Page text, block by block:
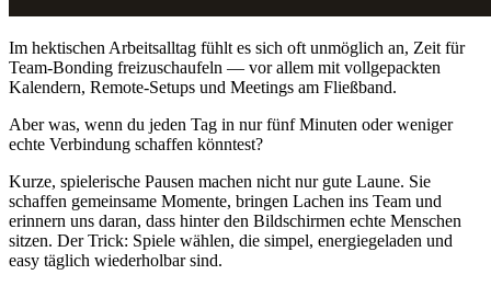
Im hektischen Arbeitsalltag fühlt es sich oft unmöglich an, Zeit für
Team-Bonding freizuschaufeln — vor allem mit vollgepackten
Kalendern, Remote-Setups und Meetings am Fließband.
Aber was, wenn du jeden Tag in nur fünf Minuten oder weniger
echte Verbindung schaffen könntest?
Kurze, spielerische Pausen machen nicht nur gute Laune. Sie
schaffen gemeinsame Momente, bringen Lachen ins Team und
erinnern uns daran, dass hinter den Bildschirmen echte Menschen
sitzen. Der Trick: Spiele wählen, die simpel, energiegeladen und
easy täglich wiederholbar sind.